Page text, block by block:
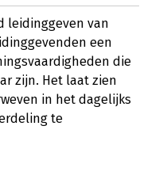
leidinggeven van
een
die
zijn. Het laat zien
in het dagelijks
te